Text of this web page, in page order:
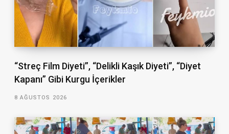
“Streç Film Diyeti”, “Delikli Kaşık Diyeti”, “Diyet
Kapanı” Gibi Kurgu İçerikler
8 AĞUSTOS 2026